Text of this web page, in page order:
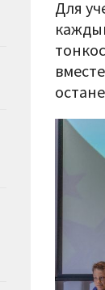
Для